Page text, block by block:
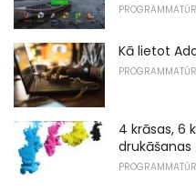
Kā lietot
4 krāsas, 6
drukāšanas